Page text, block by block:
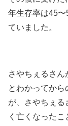
年生存率は45
ていました。
さやちぇるさ
とわかってか
が、さやちぇる
く亡くなったこ